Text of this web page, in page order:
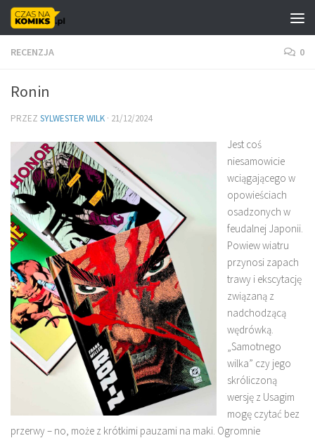
Skip to content
RECENZJA 0
Ronin
PRZEZ SYLWESTER WILK · 21/12/2024
Jest coś
niesamowicie
wciągającego w
opowieściach
osadzonych w
feudalnej Japonii.
Powiew wiatru
przynosi zapach
trawy i ekscytację
związaną z
nadchodzącą
wędrówką.
„Samotnego
wilka” czy jego
skróliczoną
wersję z Usagim
mogę czytać bez
przerwy – no, może z krótkimi pauzami na maki. Ogromnie